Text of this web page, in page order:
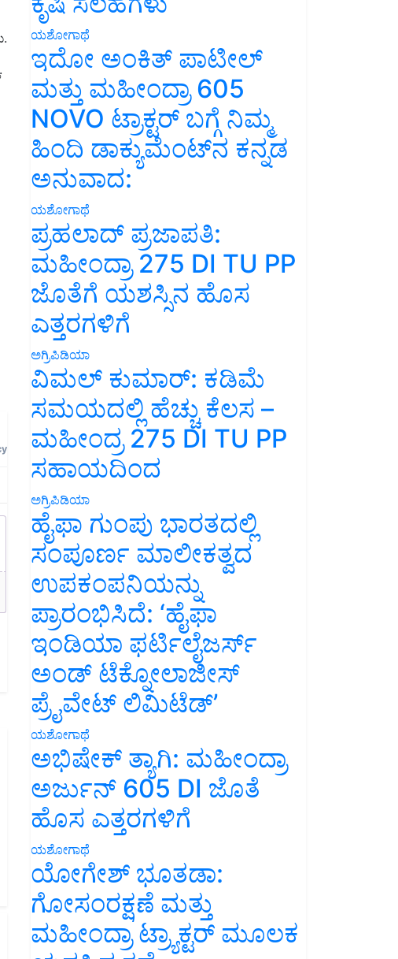
ಯಶೋಗಾಥೆ
ಇದೋ ಅಂಕಿತ್ ಪಾಟೀಲ್
ಮತ್ತು ಮಹೀಂದ್ರಾ 605
NOVO ಟ್ರಾಕ್ಟರ್ ಬಗ್ಗೆ ನಿಮ್ಮ
ಹಿಂದಿ ಡಾಕ್ಯುಮೆಂಟ್‌ನ ಕನ್ನಡ
ಅನುವಾದ:
ಯಶೋಗಾಥೆ
ಪ್ರಹಲಾದ್ ಪ್ರಜಾಪತಿ:
ಮಹೀಂದ್ರಾ 275 DI TU PP
ಜೊತೆಗೆ ಯಶಸ್ಸಿನ ಹೊಸ
ಎತ್ತರಗಳಿಗೆ
ಅಗ್ರಿಪಿಡಿಯಾ
ವಿಮಲ್ ಕುಮಾರ್: ಕಡಿಮೆ
ಸಮಯದಲ್ಲಿ ಹೆಚ್ಚು ಕೆಲಸ –
ಮಹೀಂದ್ರ 275 DI TU PP
ಸಹಾಯದಿಂದ
ಅಗ್ರಿಪಿಡಿಯಾ
ಹೈಫಾ ಗುಂಪು ಭಾರತದಲ್ಲಿ
ಸಂಪೂರ್ಣ ಮಾಲೀಕತ್ವದ
ಉಪಕಂಪನಿಯನ್ನು
ಪ್ರಾರಂಭಿಸಿದೆ: ‘ಹೈಫಾ
ಇಂಡಿಯಾ ಫರ್ಟಿಲೈಜರ್ಸ್
ಅಂಡ್ ಟೆಕ್ನೋಲಾಜೀಸ್
ಪ್ರೈವೇಟ್ ಲಿಮಿಟೆಡ್’
ಯಶೋಗಾಥೆ
ಅಭಿಷೇಕ್ ತ್ಯಾಗಿ: ಮಹೀಂದ್ರಾ
ಅರ್ಜುನ್ 605 DI ಜೊತೆ
ಹೊಸ ಎತ್ತರಗಳಿಗೆ
ಯಶೋಗಾಥೆ
ಯೋಗೇಶ್ ಭೂತಡಾ:
ಗೋಸಂರಕ್ಷಣೆ ಮತ್ತು
ಮಹೀಂದ್ರಾ ಟ್ರ್ಯಾಕ್ಟರ್ ಮೂಲಕ